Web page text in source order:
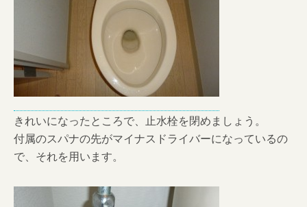
きれいになったところで、止水栓を閉めましょう。
付属のスパナの先がマイナスドライバーになっているの
で、それを用います。